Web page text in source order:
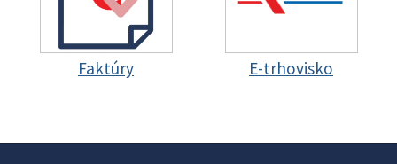
Faktúry E-trhovisko